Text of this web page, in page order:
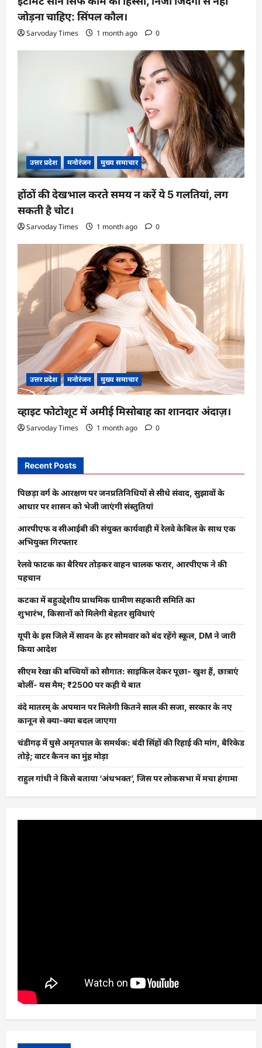
जोड़ना चाहिए: सिंपल कौल।
Sarvoday Times 1 month ago 0
उत्तर प्रदेश मनोरंजन मुख्य समाचार
होंठों की देखभाल करते समय न करें ये 5 गलतियां, लग
सकती है चोट।
Sarvoday Times 1 month ago 0
उत्तर प्रदेश मनोरंजन मुख्य समाचार
व्हाइट फोटोशूट में अमीई मिसोबाह का शानदार अंदाज़।
Sarvoday Times 1 month ago 0
Recent Posts
पिछड़ा वर्ग के आरक्षण पर जनप्रतिनिधियों से सीधे संवाद, सुझावों के
आधार पर शासन को भेजी जाएंगी संस्तुतियां
आरपीएफ व सीआईबी की संयुक्त कार्यवाही में रेलवे केबिल के साथ एक
अभियुक्त गिरफ्तार
रेलवे फाटक का बैरियर तोड़कर वाहन चालक फरार, आरपीएफ ने की
पहचान
कटका में बहुउद्देशीय प्राथमिक ग्रामीण सहकारी समिति का
शुभारंभ, किसानों को मिलेगी बेहतर सुविधाएं
यूपी के इस जिले में सावन के हर सोमवार को बंद रहेंगे स्कूल, DM ने जारी
किया आदेश
सीएम रेखा की बच्चियों को सौगात: साइकिल देकर पूछा- खुश हैं, छात्राएं
बोलीं- यस मैम; ₹2500 पर कही ये बात
वंदे मातरम् के अपमान पर मिलेगी कितने साल की सजा, सरकार के नए
कानून से क्या-क्या बदल जाएगा
चंडीगढ़ में घुसे अमृतपाल के समर्थक: बंदी सिंहों की रिहाई की मांग, बैरिकेड
तोड़े; वाटर कैनन का मुंह मोड़ा
राहुल गांधी ने किसे बताया ‘अंधभक्त’, जिस पर लोकसभा में मचा हंगामा